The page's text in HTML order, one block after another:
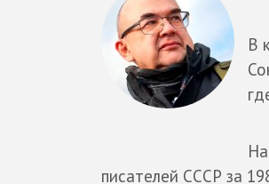
В
писателей СССР за